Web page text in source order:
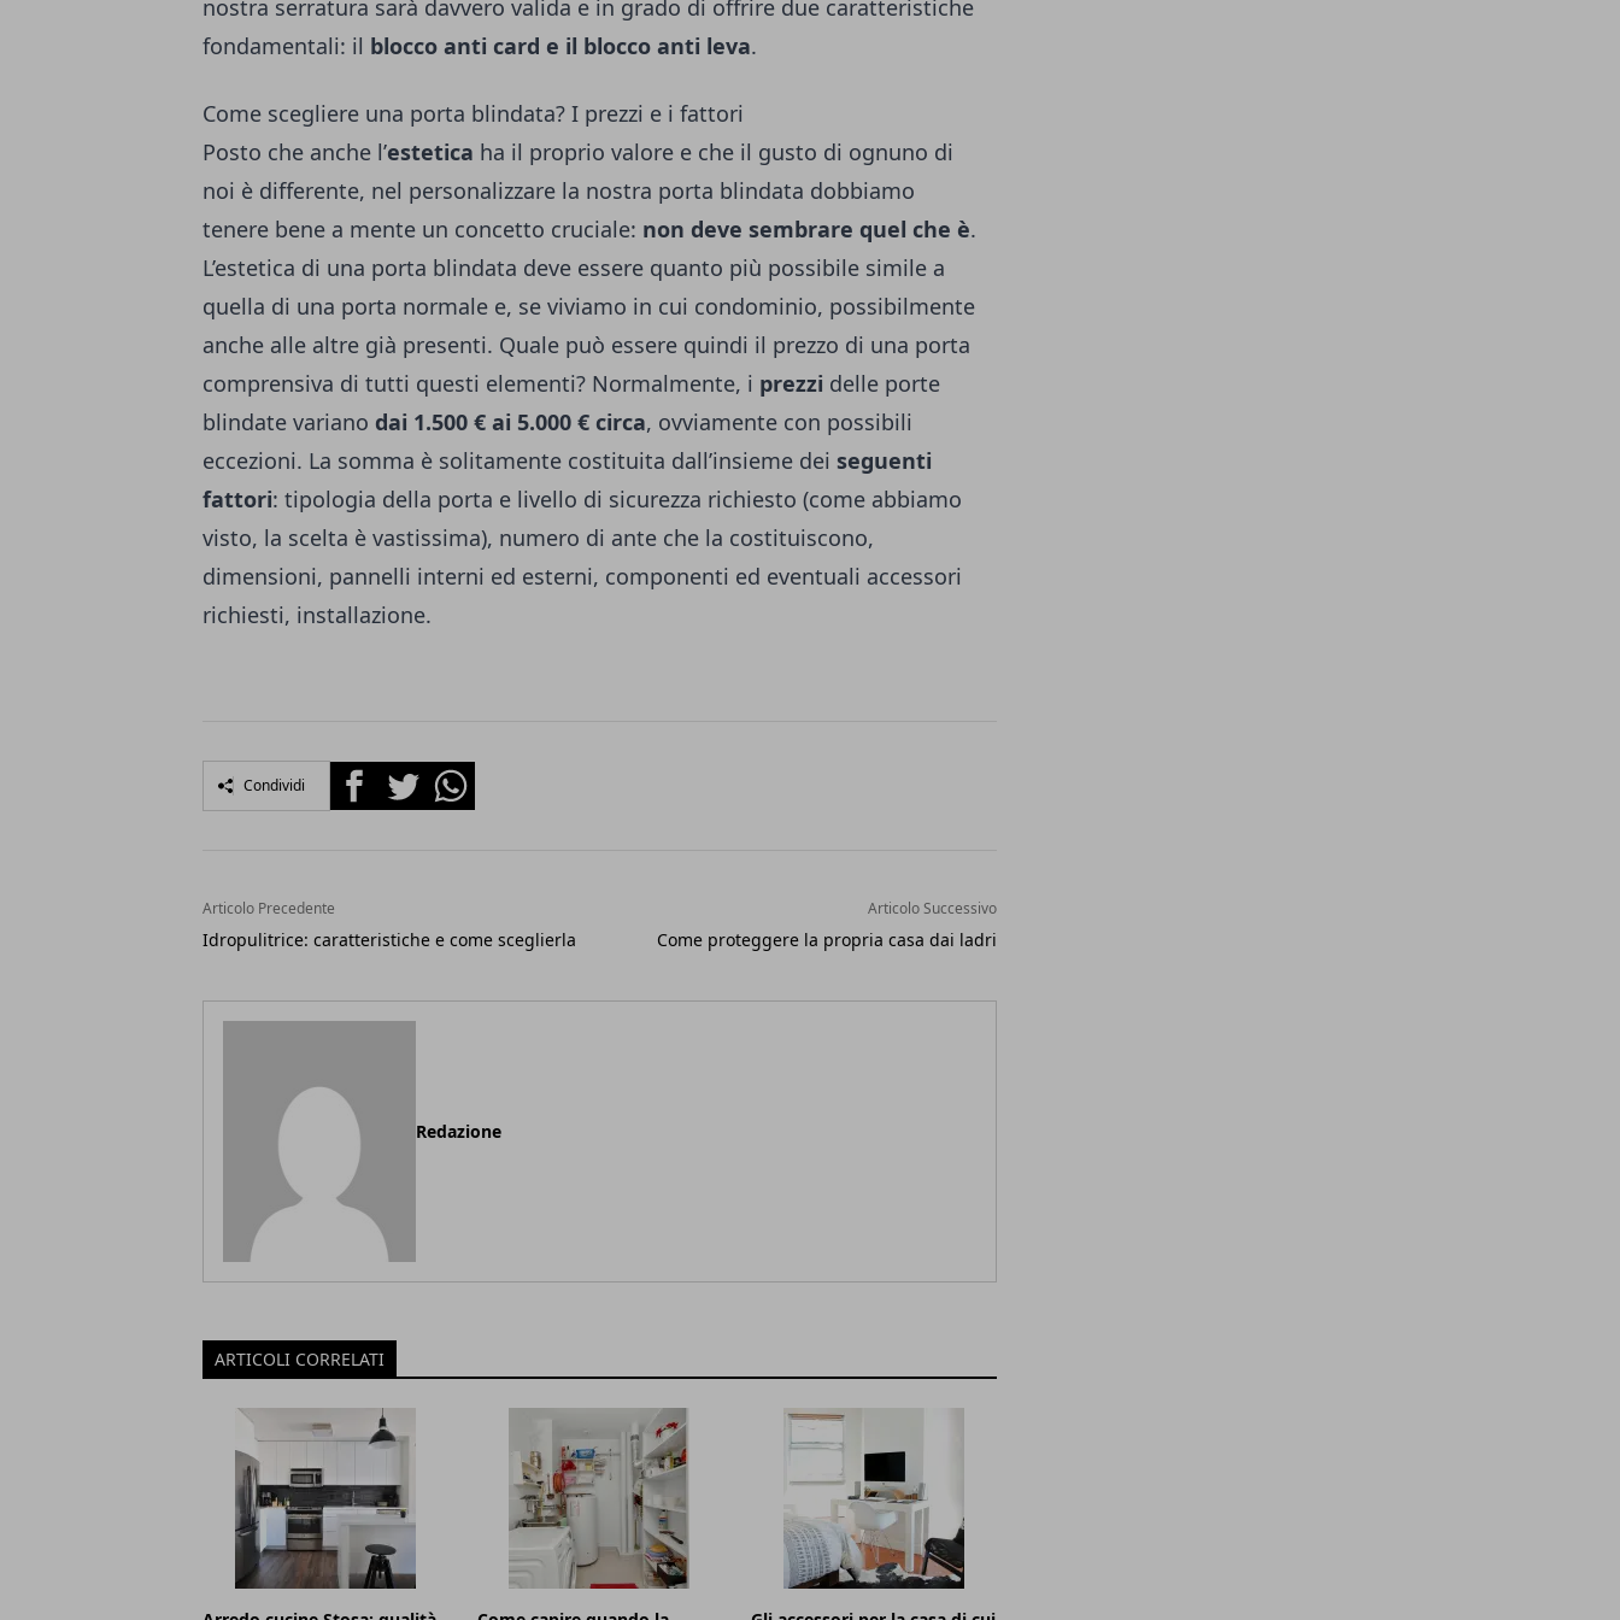
nostra serratura sarà davvero valida e in grado di offrire due caratteristiche
fondamentali: il blocco anti card e il blocco anti leva.
Come scegliere una porta blindata? I prezzi e i fattori
Posto che anche l’estetica ha il proprio valore e che il gusto di ognuno di
noi è differente, nel personalizzare la nostra porta blindata dobbiamo
tenere bene a mente un concetto cruciale: non deve sembrare quel che è.
L’estetica di una porta blindata deve essere quanto più possibile simile a
quella di una porta normale e, se viviamo in cui condominio, possibilmente
anche alle altre già presenti. Quale può essere quindi il prezzo di una porta
comprensiva di tutti questi elementi? Normalmente, i prezzi delle porte
blindate variano dai 1.500 € ai 5.000 € circa, ovviamente con possibili
eccezioni. La somma è solitamente costituita dall’insieme dei seguenti
fattori: tipologia della porta e livello di sicurezza richiesto (come abbiamo
visto, la scelta è vastissima), numero di ante che la costituiscono,
dimensioni, pannelli interni ed esterni, componenti ed eventuali accessori
richiesti, installazione.
Condividi FacebookTwitterWhatsapp
Articolo Precedente
Idropulitrice: caratteristiche e come sceglierla
Articolo Successivo
Come proteggere la propria casa dai ladri
Redazione
ARTICOLI CORRELATI